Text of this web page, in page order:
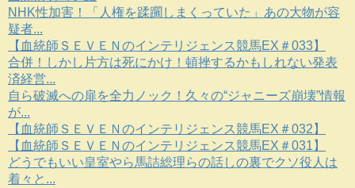
NHK性加害！「人権を蹂躙しまくっていた」あの大物が容
疑者...
【血統師ＳＥＶＥＮのインテリジェンス競馬EX＃033】
合併！しかし片方は死にかけ！頓挫するかもしれない発表
済経営...
自ら破滅への扉を全力ノック！久々の“ジャニーズ崩壊”情報
が...
【血統師ＳＥＶＥＮのインテリジェンス競馬EX＃032】
【血統師ＳＥＶＥＮのインテリジェンス競馬EX＃031】
どうでもいい皇室やら馬詰総理らの話しの裏でクソ役人は
着々と...